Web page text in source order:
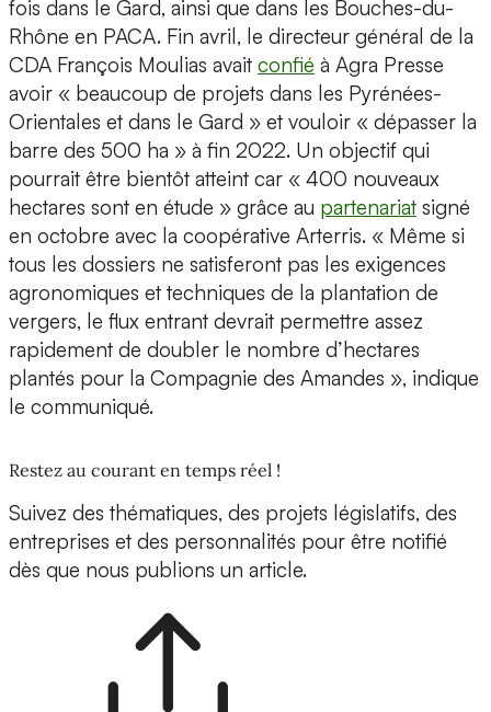
fois dans le Gard, ainsi que dans les Bouches-du-
Rhône en PACA. Fin avril, le directeur général de la
CDA François Moulias avait confié à Agra Presse
avoir « beaucoup de projets dans les Pyrénées-
Orientales et dans le Gard » et vouloir « dépasser la
barre des 500 ha » à fin 2022. Un objectif qui
pourrait être bientôt atteint car « 400 nouveaux
hectares sont en étude » grâce au partenariat signé
en octobre avec la coopérative Arterris. « Même si
tous les dossiers ne satisferont pas les exigences
agronomiques et techniques de la plantation de
vergers, le flux entrant devrait permettre assez
rapidement de doubler le nombre d’hectares
plantés pour la Compagnie des Amandes », indique
le communiqué.
Restez au courant en temps réel !
Suivez des thématiques, des projets législatifs, des
entreprises et des personnalités pour être notifié
dès que nous publions un article.